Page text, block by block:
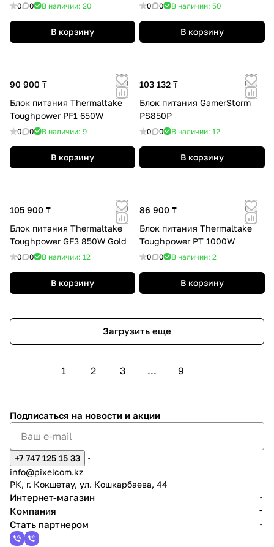
0 0 В наличии: 20
В корзину
0 0 В наличии: 50
В корзину
90 900 ₸
Блок питания Thermaltake
Toughpower PF1 650W
0 0 В наличии: 9
В корзину
103 132 ₸
Блок питания GamerStorm
PS850P
0 0 В наличии: 12
В корзину
105 900 ₸
Блок питания Thermaltake
Toughpower GF3 850W Gold
0 0 В наличии: 12
В корзину
86 900 ₸
Блок питания Thermaltake
Toughpower PT 1000W
0 0 В наличии: 2
В корзину
Загрузить еще
1 2 3 ... 9
Подписаться на новости и акции
+7 747 125 15 33
info@pixelcom.kz
РК, г. Кокшетау, ул. Кошкарбаева, 44
Интернет-магазин
Компания
Стать партнером